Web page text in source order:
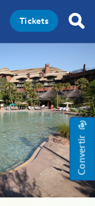
Tickets
Convertir